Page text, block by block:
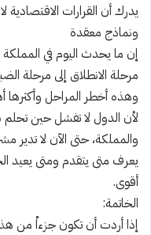
يدرك أن القرارات الاقتصادية
ونماذج معقدة
إن ما يحدث اليوم في
مرحلة الانطلاق إلى مرحلة
وهذه أخطر المراحل وأكثرها
لأن الدول لا تفشل حين
والمملكة، حتى الآن لا تدير
يعرف متى يتقدم ومتى يعيد
أقوى.
الخاتمة:
إذا أردت أن تكون جزءاْ من